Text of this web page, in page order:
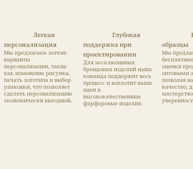
Легкая
персонализация
Мы предлагаем легкие
варианты
персонализации, такие
как изменение рисунка,
печать логотипа и выбор
упаковки, что позволяет
сделать персонализацию
экономически выгодной.
Глубокая
поддержка при
проектировании
Для эксклюзивных
брендовых изделий наша
команда поддержит весь
процесс и воплотит ваши
идеи в
высококачественные
фарфоровые изделия.
образцы
Мы
оценки
оптовыми
позволяя
качество,